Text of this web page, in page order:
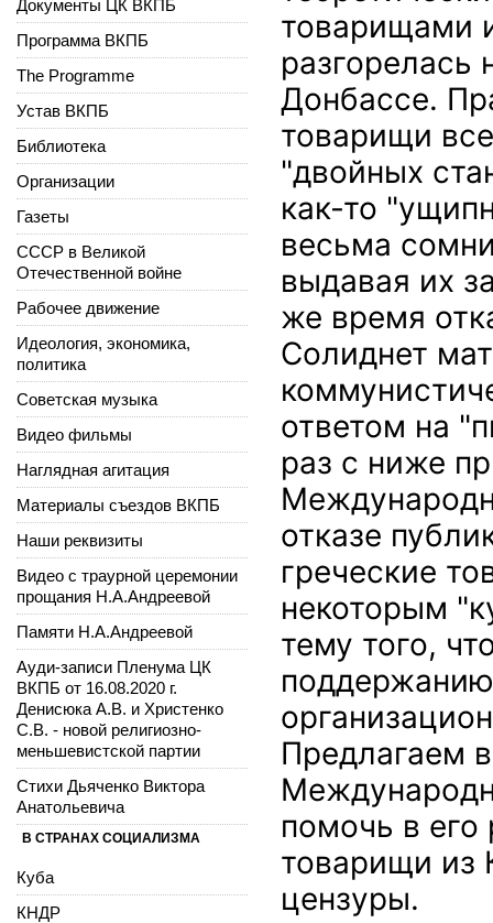
товарищами
разгорелась
Донбассе.
товарищи
"двойных
как-то
весьма
выдавая их
же время
Солиднет
ответом на
раз с ниже
отказе
греческие
некоторым
тему того,
Предлагаем
помочь в
товарищи
цензуры.
Документы ЦК ВКПБ
Программа ВКПБ
The Programme
Устав ВКПБ
Библиотека
Организации
Газеты
СССР в Великой
Отечественной войне
Рабочее движение
Идеология, экономика,
политика
Советская музыка
Видео фильмы
Наглядная агитация
Материалы съездов ВКПБ
Наши реквизиты
Видео с траурной церемонии
прощания Н.А.Андреевой
Памяти Н.А.Андреевой
Ауди-записи Пленума ЦК
ВКПБ от 16.08.2020 г.
Денисюка А.В. и Христенко
С.В. - новой религиозно-
меньшевистской партии
Стихи Дьяченко Виктора
Анатольевича
В СТРАНАХ СОЦИАЛИЗМА
Куба
КНДР